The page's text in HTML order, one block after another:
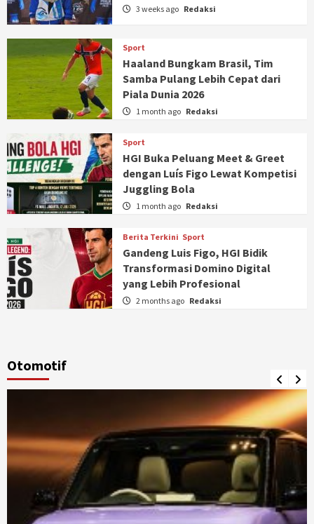
3 weeks ago Redaksi
Sport
Haaland Bungkam Brasil, Tim
Samba Pulang Lebih Cepat dari
Piala Dunia 2026
1 month ago Redaksi
Sport
HGI Buka Peluang Meet & Greet
dengan Luís Figo Lewat Kompetisi
Juggling Bola
1 month ago Redaksi
Berita Terkini Sport
Gandeng Luis Figo, HGI Bidik
Transformasi Domino Digital
yang Lebih Profesional
2 months ago Redaksi
Otomotif